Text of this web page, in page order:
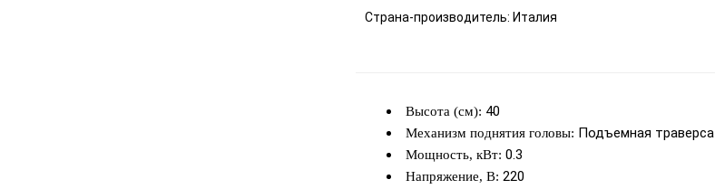
Страна-производитель: Италия
Высота (см): 40
Механизм поднятия головы: Подъемная траверса
Мощность, кВт: 0.3
Напряжение, В: 220